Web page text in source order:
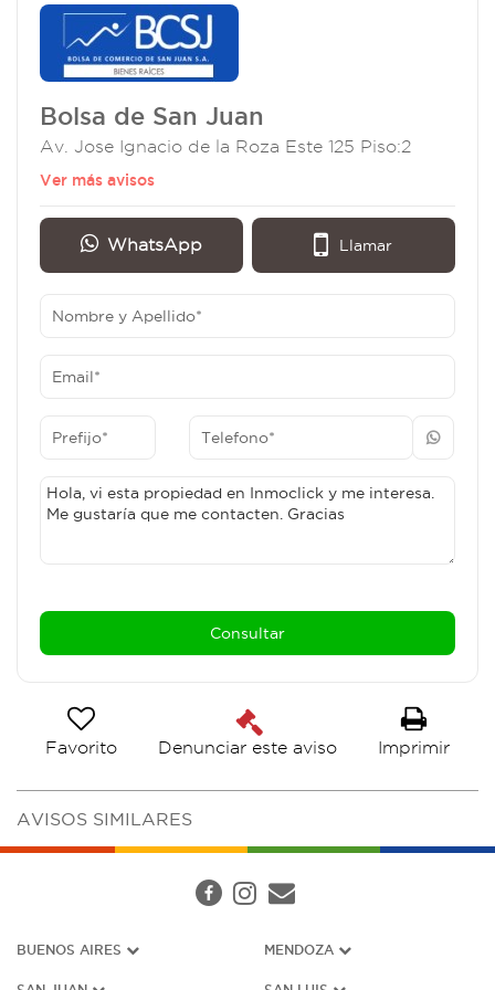
Bolsa de San Juan
Av. Jose Ignacio de la Roza Este 125 Piso:2
Ver más avisos
WhatsApp Llamar
Favorito Denunciar este aviso Imprimir
AVISOS SIMILARES
BUENOS AIRES MENDOZA